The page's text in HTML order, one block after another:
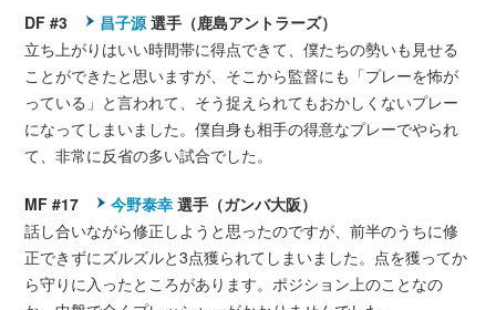
DF #3 昌子源選手（鹿島アントラーズ）
立ち上がりはいい時間帯に得点できて、僕たちの勢いも見せる
ことができたと思いますが、そこから監督にも「プレーを怖が
っている」と言われて、そう捉えられてもおかしくないプレー
になってしまいました。僕自身も相手の得意なプレーでやられ
て、非常に反省の多い試合でした。
MF #17 今野泰幸 選手（ガンバ大阪）
話し合いながら修正しようと思ったのですが、前半のうちに修
正できずにズルズルと3点獲られてしまいました。点を獲ってか
ら守りに入ったところがあります。ポジション上のことなの